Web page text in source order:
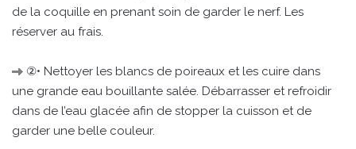
de la coquille en prenant soin de garder le nerf. Les
réserver au frais.
②• Nettoyer les blancs de poireaux et les cuire dans
une grande eau bouillante salée. Débarrasser et refroidir
dans de l’eau glacée afin de stopper la cuisson et de
garder une belle couleur.